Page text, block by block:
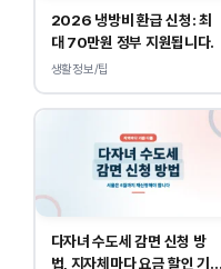
2026 냉방비 환급 신청: 최
대 70만원 정부 지원됩니다.
생활정보/팁
다자녀 수도세 감면 신청 방
법, 지자체마다 요금 할인 기준